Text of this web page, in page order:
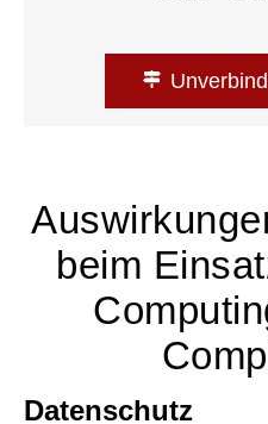
beim
Datenschutz